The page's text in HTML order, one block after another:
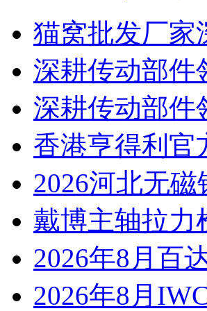
猫窝批发厂家
深耕传动部件
深耕传动部件
香港亨得利官
2026河北无
戴博主轴拉力
2026年8月百
2026年8月